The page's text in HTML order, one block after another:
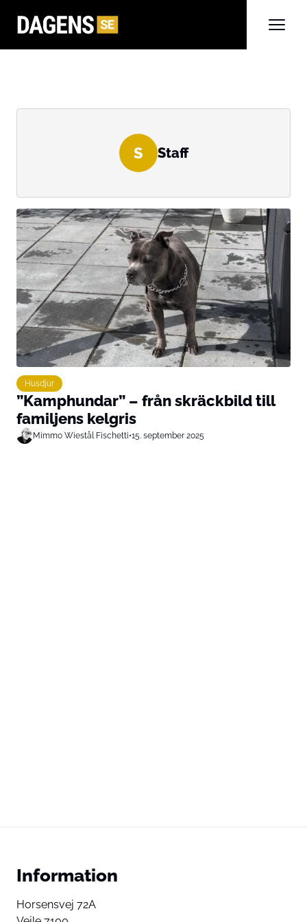
S Staff
Husdjur
”Kamphundar” – från skräckbild till
familjens kelgris
Mimmo Wiestål Fischetti•15. september 2025
Information
Horsensvej 72A